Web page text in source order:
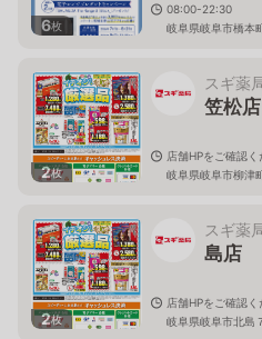
6枚
08:00-22:30
岐阜県岐阜市橋
2枚
スギ薬
笠松店
店舗HPをご確認く
岐阜県岐阜市柳津
2枚
スギ薬
島店
店舗HPをご確認く
岐阜県岐阜市北島